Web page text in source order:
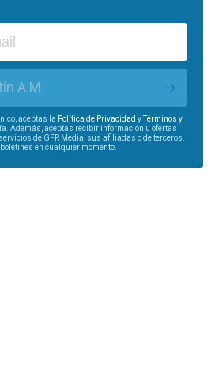
A.M.
aceptas la Política de Privacidad yTérminos y
Además, aceptas recibir información u ofertas
de GFR Media, sus afiliadas o de terceros.
en cualquier momento.